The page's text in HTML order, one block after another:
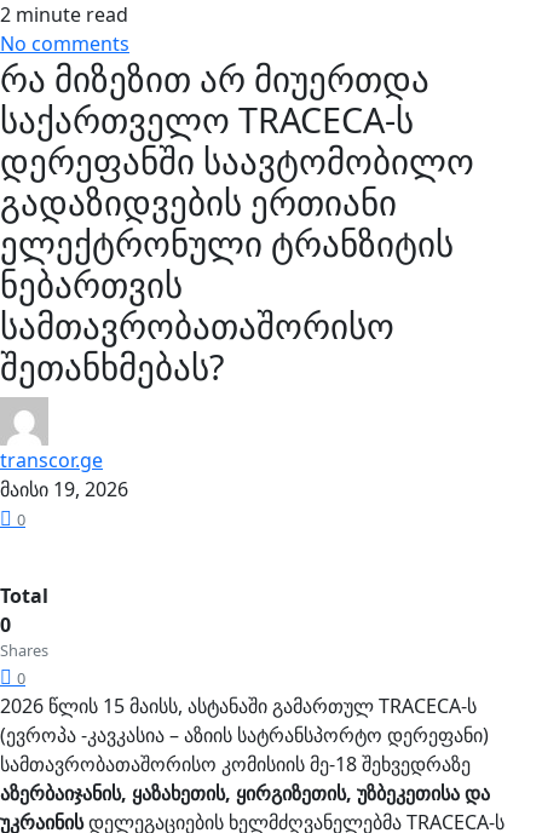
2 minute read
No comments
რა მიზეზით არ მიუერთდა
საქართველო TRACECA-ს
დერეფანში საავტომობილო
გადაზიდვების ერთიანი
ელექტრონული ტრანზიტის
ნებართვის
სამთავრობათაშორისო
შეთანხმებას?
transcor.ge
მაისი 19, 2026
0
Total
0
Shares
0
2026 წლის 15 მაისს, ასტანაში გამართულ TRACECA-ს
(ევროპა -კავკასია – აზიის სატრანსპორტო დერეფანი)
სამთავრობათაშორისო კომისიის მე-18 შეხვედრაზე
აზერბაიჯანის, ყაზახეთის, ყირგიზეთის, უზბეკეთისა და
უკრაინისდელეგაციების ხელმძღვანელებმა TRACECA-ს